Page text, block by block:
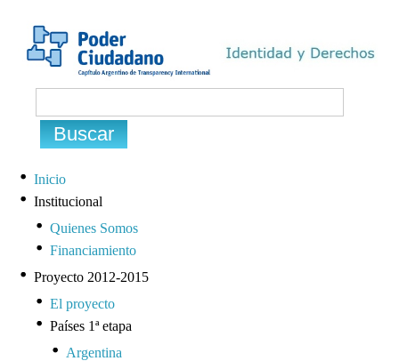
Inicio
Institucional
Quienes Somos
Financiamiento
Proyecto 2012-2015
El proyecto
Países 1ª etapa
Argentina